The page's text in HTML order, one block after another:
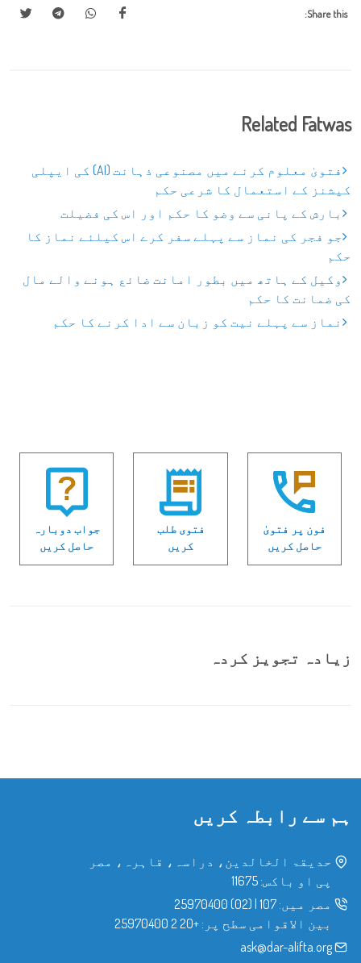
Share this:
Related Fatwas
فتویٰ معلوم کرنے میں مصنوعی ذہانت (AI) کی ایپلی
کیشنز کے استعمال کا شرعی حکم
بارش کے پانی سے وضو کا حکم اور اس کی فضیلت
جو فجر کی نماز سے پہلے سفر کرے اس کیلئے نماز کا
حکم
وکیل کے ہاتھ میں بطور امانت ضائع ہونے والے مال
کی ضمانت کا حکم
نماز سے پہلے نیت کو زبان سے ادا کرنے کا حکم
فون پر فتویٰ
حاصل کریں
فتوی طلب
کریں
جواب دوبارہ
حاصل کریں
زیادہ تجویز کردہ
ہم سے رابطہ کریں
حدیقۃ الخالدین، دراسہ، قاہرہ، مصر
پی او باکس: 11675
مصر میں: 107
|
(02) 25970400
بین الاقوامی سطح پر: +20 2 25970400
ask@dar-alifta.org